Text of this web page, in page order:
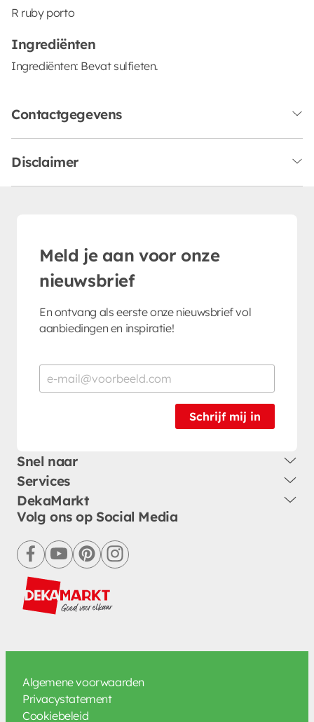
R ruby porto
Ingrediënten
Ingrediënten: Bevat sulfieten.
Contactgegevens
Disclaimer
Meld je aan voor onze
nieuwsbrief
En ontvang als eerste onze nieuwsbrief vol
aanbiedingen en inspiratie!
Schrijf mij in
Snel naar
Services
DekaMarkt
Volg ons op Social Media
facebookyoutubepinterestinstagram
Algemene voorwaarden
Privacystatement
Cookiebeleid